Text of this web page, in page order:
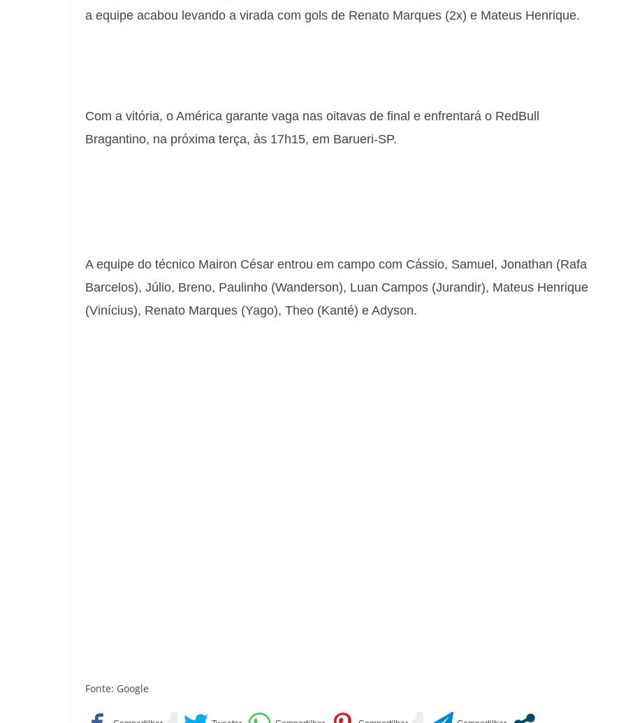
a equipe acabou levando a virada com gols de Renato Marques (2x) e Mateus Henrique.
Com a vitória, o América garante vaga nas oitavas de final e enfrentará o RedBull
Bragantino, na próxima terça, às 17h15, em Barueri-SP.
A equipe do técnico Mairon César entrou em campo com Cássio, Samuel, Jonathan (Rafa
Barcelos), Júlio, Breno, Paulinho (Wanderson), Luan Campos (Jurandir), Mateus Henrique
(Vinícius), Renato Marques (Yago), Theo (Kanté) e Adyson.
Fonte: Google